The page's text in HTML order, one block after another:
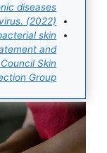
diseases.
(2022).
skin
and
Skin
Group.